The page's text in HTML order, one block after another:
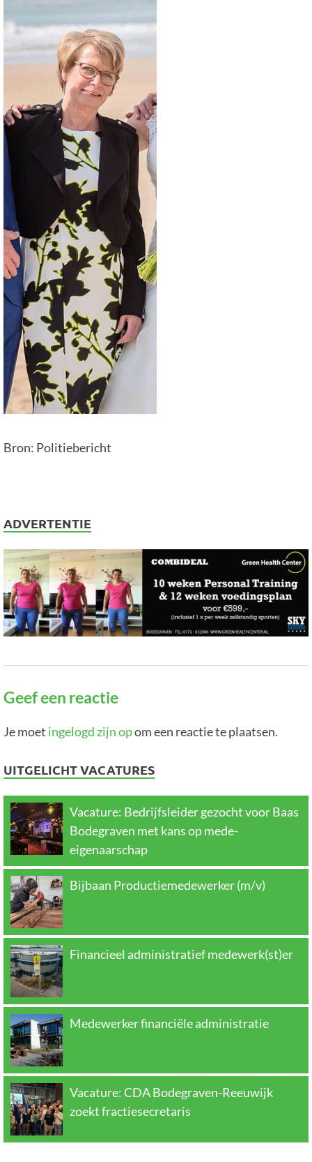
Bron: Politiebericht
ADVERTENTIE
Geef een reactie
Je moet ingelogd zijn opom een reactie te plaatsen.
UITGELICHT VACATURES
Vacature: Bedrijfsleider gezocht voor Baas
Bodegraven met kans op mede-
eigenaarschap
Bijbaan Productiemedewerker (m/v)
Financieel administratief medewerk(st)er
Medewerker financiële administratie
Vacature: CDA Bodegraven-Reeuwijk
zoekt fractiesecretaris